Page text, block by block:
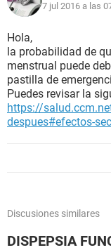
7 jul 2016 a las
Hola,
la probabilidad de
menstrual puede
pastilla de
Puedes revisar la
https://
despues#efectos-
Discusiones similares
DISPEPSIA